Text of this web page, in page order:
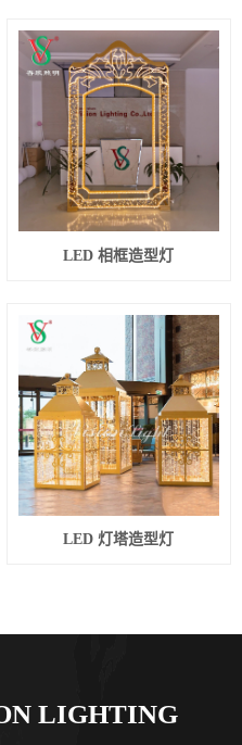
LED 相框造型灯
LED 灯塔造型灯
LIGHTING